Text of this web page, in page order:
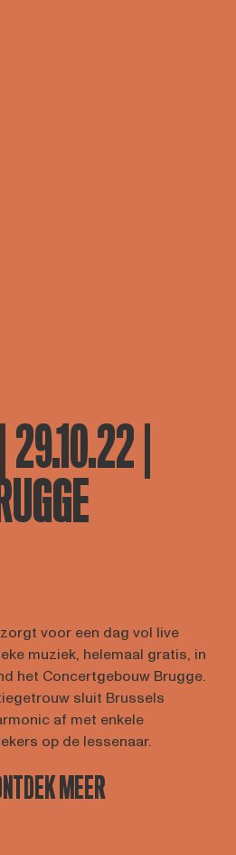
29.10.22 |
voor een dag vol live
muziek, helemaal gratis, in
het Concertgebouw Brugge.
sluit Brussels
af met enkele
op de lessenaar.
MEER